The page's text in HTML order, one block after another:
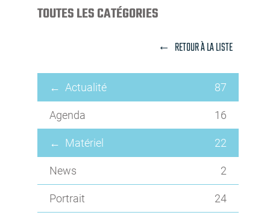
TOUTES LES CATÉGORIES
RETOUR À LA LISTE
Actualité 87
Agenda 16
Matériel 22
News 2
Portrait 24